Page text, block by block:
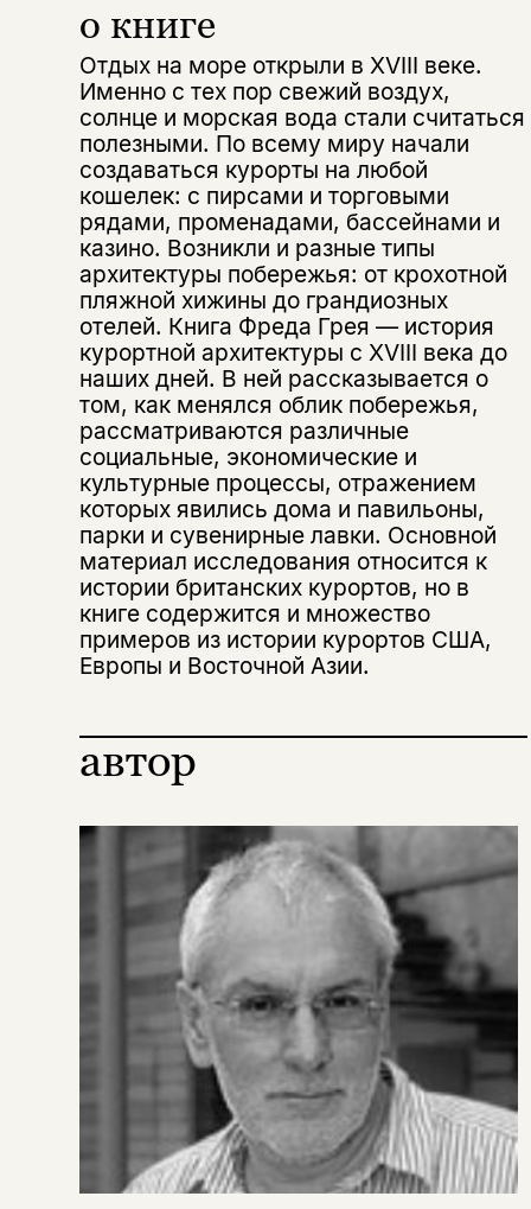
о книге
Отдых на море открыли в XVIII веке.
Именно с тех пор свежий воздух,
солнце и морская вода стали считаться
полезными. По всему миру начали
создаваться курорты на любой
кошелек: с пирсами и торговыми
рядами, променадами, бассейнами и
казино. Возникли и разные типы
архитектуры побережья: от крохотной
пляжной хижины до грандиозных
отелей. Книга Фреда Грея — история
курортной архитектуры с XVIII века до
наших дней. В ней рассказывается о
том, как менялся облик побережья,
рассматриваются различные
социальные, экономические и
культурные процессы, отражением
которых явились дома и павильоны,
парки и сувенирные лавки. Основной
материал исследования относится к
истории британских курортов, но в
книге содержится и множество
примеров из истории курортов США,
Европы и Восточной Азии.
автор
Поделиться
ссылку
Подписка на рассылку
Раз в неделю мы отправляем рассылку
о книгах и событиях «НЛО».
За подписку дарим промокод на
скидку 15%
Я соглашаюсь с Политикой конфиденциальности
подписаться
Этой книги временно
нет в продаже.
Вы можете подписаться на
уведомления, и при поступлении книги
на склад получить письмо на указанный
электронный адрес.
Я соглашаюсь с Политикой конфиденциальности
подписаться
Эта книга
не предназначена для
несовершеннолетних
Скажите, пожалуйста,
вам уже исполнилось 18 лет?
да
нет, вернуться назад